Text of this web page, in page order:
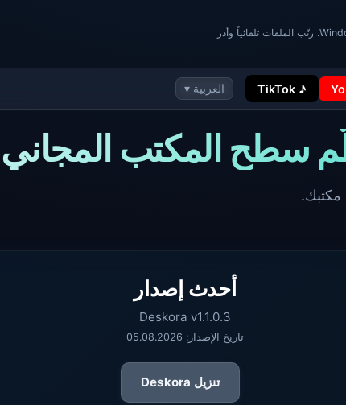
Deskora هو منظّم سطح مكتب ذكي لنظام Windows. رتّب الملفات تلقائياً وأدر
♪ TikTok العربية ▾
أحدث إصدار
Deskora v1.1.0.3
تاريخ الإصدار: 05.08.2026
تنزيل Deskora